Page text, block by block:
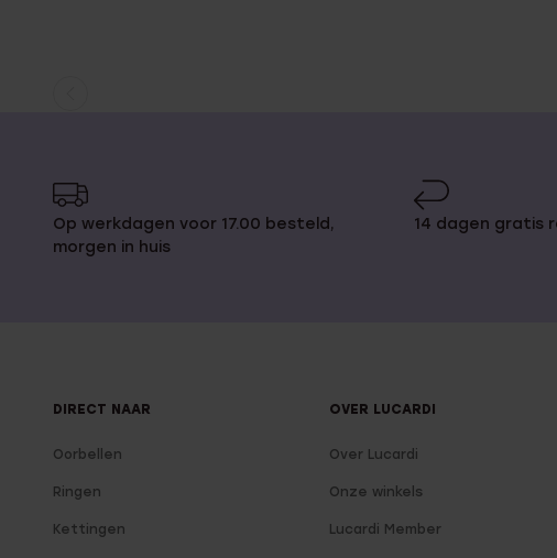
Op werkdagen voor 17.00 besteld,
morgen in huis
14 dagen gratis
DIRECT NAAR
Oorbellen
Ringen
Kettingen
OVER LUCARDI
Over Lucardi
Onze winkels
Lucardi Member